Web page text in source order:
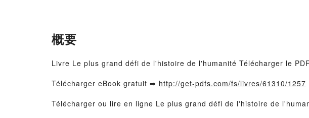
概要
Livre Le plus grand défi de l'histoire de l'humanité Télécharger le
Télécharger eBook gratuit ➡ http://get-pdfs.com/fs/livres/61310/1257
Télécharger ou lire en ligne Le plus grand défi de l'histoire de